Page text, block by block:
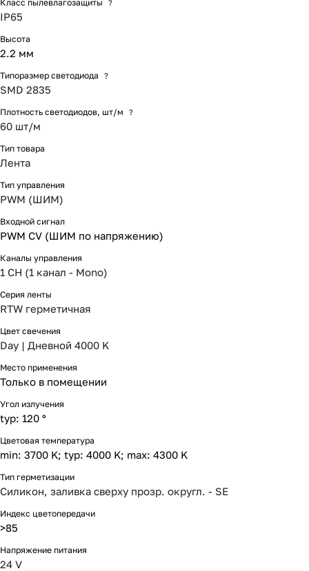
Класс пылевлагозащиты ?
IP65
Высота
2.2 мм
Типоразмер светодиода ?
SMD 2835
Плотность светодиодов, шт/м ?
60 шт/м
Тип товара
Лента
Тип управления
PWM (ШИМ)
Входной сигнал
PWM СV (ШИМ по напряжению)
Каналы управления
1 CH (1 канал - Mono)
Серия ленты
RTW герметичная
Цвет свечения
Day | Дневной 4000 K
Место применения
Только в помещении
Угол излучения
typ: 120 °
Цветовая температура
min: 3700 K; typ: 4000 K; max: 4300 K
Тип герметизации
Силикон, заливка сверху прозр. округл. - SE
Индекс цветопередачи
>85
Напряжение питания
24 V